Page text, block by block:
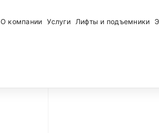
О компании Услуги Лифты и подъемники